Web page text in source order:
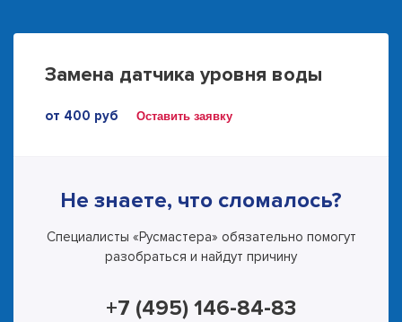
Замена датчика уровня воды
от 400 руб Оставить заявку
Не знаете, что сломалось?
Специалисты «Русмастера» обязательно помогут
разобраться и найдут причину
+7 (495) 146-84-83